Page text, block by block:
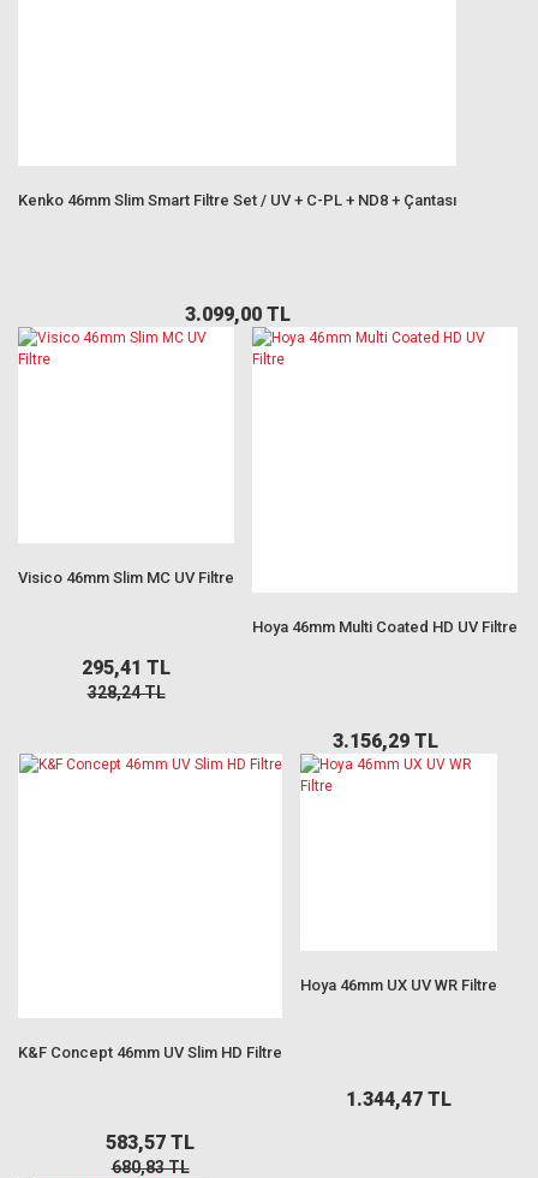
Kenko 46mm Slim Smart Filtre Set / UV + C-PL + ND8 + Çantası
3.099,00 TL
Visico 46mm Slim MC UV Filtre
295,41 TL
328,24 TL
Hoya 46mm Multi Coated HD UV Filtre
3.156,29 TL
K&F Concept 46mm UV Slim HD Filtre
583,57 TL
680,83 TL
Hoya 46mm UX UV WR Filtre
1.344,47 TL